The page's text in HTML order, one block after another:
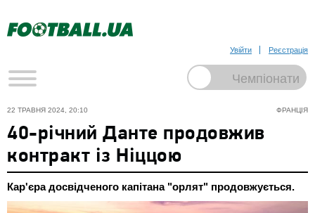
Увійти Реєстрація
ФРАНЦІЯ
22 ТРАВНЯ 2024, 20:10
40-річний Данте продовжив
контракт із Ніццою
Кар'єра досвідченого капітана "орлят" продовжується.